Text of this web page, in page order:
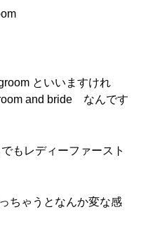
といいますけれ
and bride なんです
もレディーファースト
ちゃうとなんか変な感